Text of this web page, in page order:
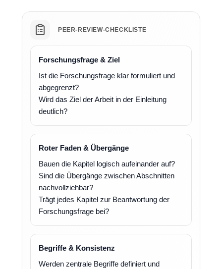
PEER-REVIEW-CHECKLISTE
Forschungsfrage & Ziel
Ist die Forschungsfrage klar formuliert und
abgegrenzt?
Wird das Ziel der Arbeit in der Einleitung
deutlich?
Roter Faden & Übergänge
Bauen die Kapitel logisch aufeinander auf?
Sind die Übergänge zwischen Abschnitten
nachvollziehbar?
Trägt jedes Kapitel zur Beantwortung der
Forschungsfrage bei?
Begriffe & Konsistenz
Werden zentrale Begriffe definiert und